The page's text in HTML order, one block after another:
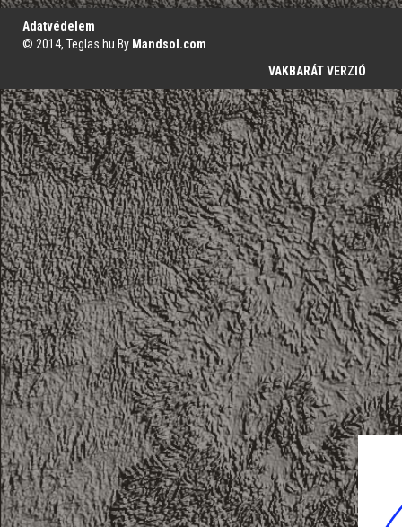
Adatvédelem
© 2014, Teglas.hu By Mandsol.com
VAKBARÁT VERZIÓ